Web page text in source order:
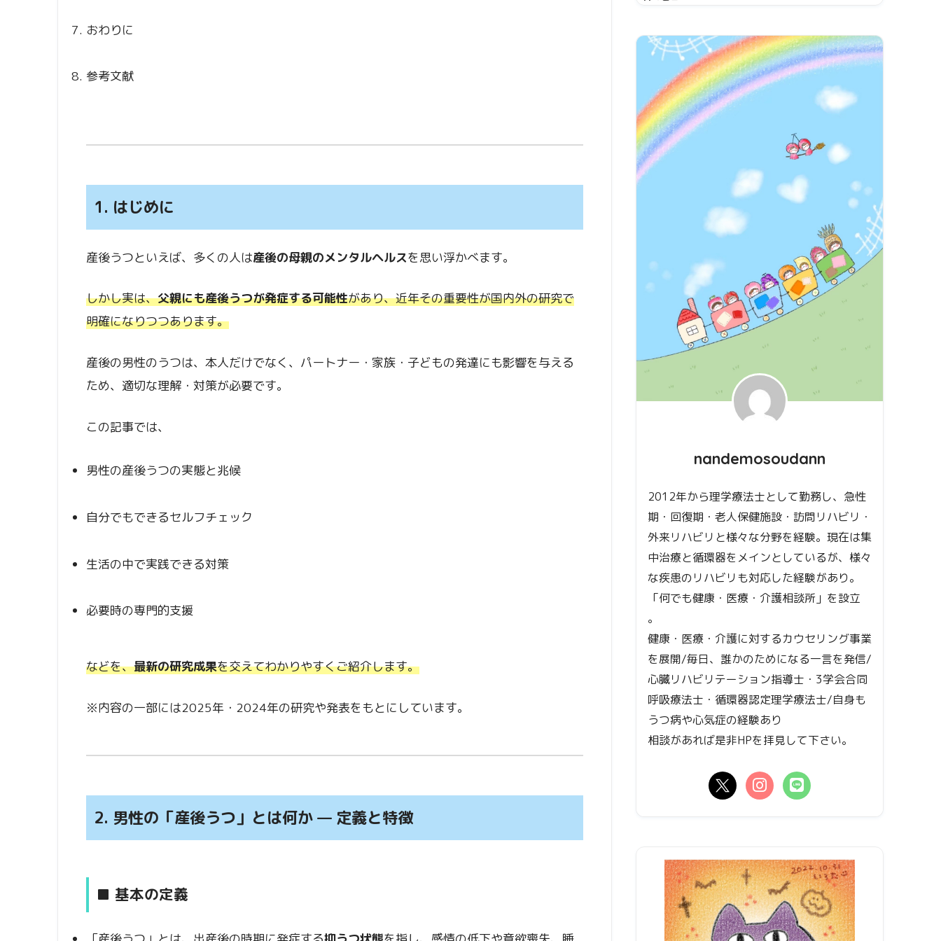
おわりに
参考文献
1. はじめに
産後うつといえば、多くの人は産後の母親のメンタルヘルスを思い浮かべます。
しかし実は、父親にも産後うつが発症する可能性があり、近年その重要性が国内外の研究で
明確になりつつあります。
産後の男性のうつは、本人だけでなく、パートナー・家族・子どもの発達にも影響を与える
ため、適切な理解・対策が必要です。
この記事では、
男性の産後うつの実態と兆候
自分でもできるセルフチェック
生活の中で実践できる対策
必要時の専門的支援
などを、最新の研究成果を交えてわかりやすくご紹介します。
※内容の一部には2025年・2024年の研究や発表をもとにしています。
2. 男性の「産後うつ」とは何か — 定義と特徴
■ 基本の定義
nandemosoudann
2012年から理学療法士として勤務し、急性
期・回復期・老人保健施設・訪問リハビリ・
外来リハビリと様々な分野を経験。現在は集
中治療と循環器をメインとしているが、様々
な疾患のリハビリも対応した経験があり。
「何でも健康・医療・介護相談所」を設立
。
健康・医療・介護に対するカウセリング事業
を展開/毎日、誰かのためになる一言を発信/
心臓リハビリテーション指導士・3学会合同
呼吸療法士・循環器認定理学療法士/自身も
うつ病や心気症の経験あり
相談があれば是非HPを拝見して下さい。